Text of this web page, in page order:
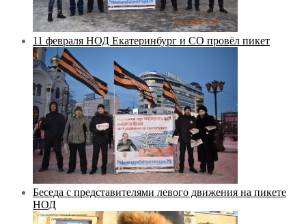
11 февраля НОД Екатеринбург и СО провёл пикет
Беседа с представителями левого движения на пикете
НОД